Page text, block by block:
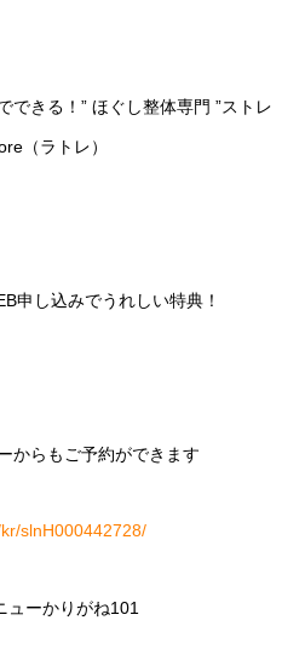
できる！ ” ほぐし整体専門 ”ストレ
（ラトレ）
申し込みでうれしい特典！
からもご予約ができます
slnH000442728/
ューかりがね101